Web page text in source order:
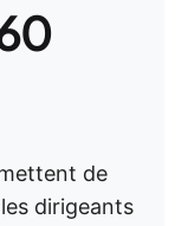
de
dirigeants